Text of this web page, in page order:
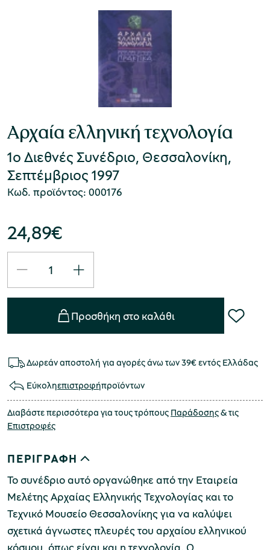
Αρχαία ελληνική τεχνολογία
1ο Διεθνές Συνέδριο, Θεσσαλονίκη,
Σεπτέμβριος 1997
Κωδ. προϊόντος: 000176
24,89€
Προσθήκη στο καλάθι
Δωρεάν αποστολή για αγορές άνω των 39€ εντός Ελλάδας
Εύκοληεπιστροφήπροϊόντων
Διαβάστε περισσότερα για τους τρόπους Παράδοσης& τις
Επιστροφές
ΠΕΡΙΓΡΑΦΗ
Το συνέδριο αυτό οργανώθηκε από την Εταιρεία
Μελέτης Αρχαίας Ελληνικής Τεχνολογίας και το
Τεχνικό Μουσείο Θεσσαλονίκης για να καλύψει
σχετικά άγνωστες πλευρές του αρχαίου ελληνικού
κόσμου, όπως είναι και η τεχνολογία. Ο